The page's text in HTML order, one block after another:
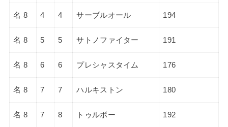
名 8 4 4 サーブルオール 194
名 8 5 5 サトノファイター 191
名 8 6 6 プレシャスタイム 176
名 8 7 7 ハルキストン 180
名 8 7 8 トゥルボー 192